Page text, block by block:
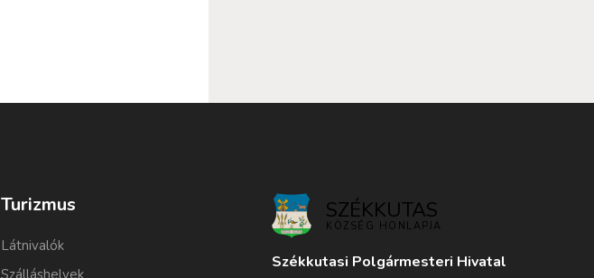
Turizmus
Látnivalók
Szálláshelyek
SZÉKKUTAS
KÖZSÉG HONLAPJA
Székkutasi Polgármesteri Hivatal